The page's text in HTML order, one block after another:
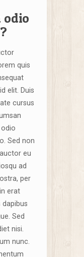
odio
quis
elit. Duis
cursus
Sed non
eu
ad
per
erat
Sed
nisi.
nunc.